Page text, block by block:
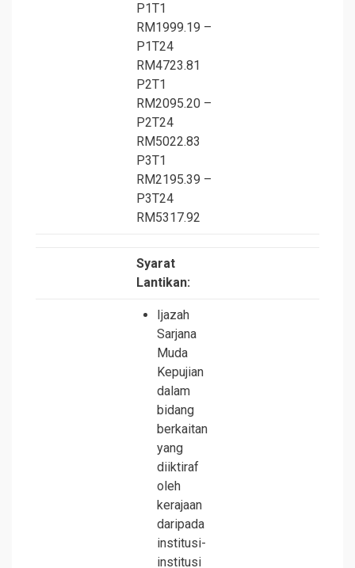
P1T1
RM1999.19 –
P1T24
RM4723.81
P2T1
RM2095.20 –
P2T24
RM5022.83
P3T1
RM2195.39 –
P3T24
RM5317.92
Syarat
Lantikan:
Ijazah
Sarjana
Muda
Kepujian
dalam
bidang
berkaitan
yang
diiktiraf
oleh
kerajaan
daripada
institusi-
institusi